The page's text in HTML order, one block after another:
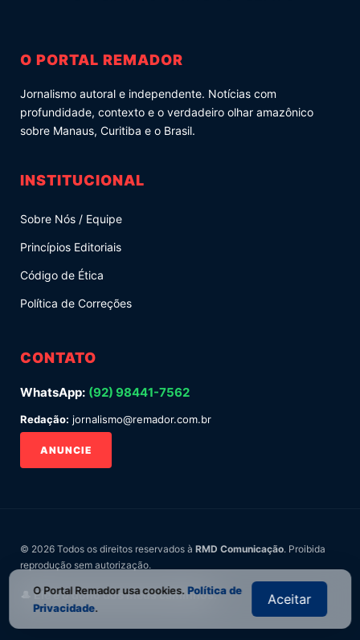
O PORTAL REMADOR
Jornalismo autoral e independente. Notícias com
profundidade, contexto e o verdadeiro olhar amazônico
sobre Manaus, Curitiba e o Brasil.
INSTITUCIONAL
Sobre Nós / Equipe
Princípios Editoriais
Código de Ética
Política de Correções
CONTATO
WhatsApp: (92) 98441-7562
Redação: jornalismo@remador.com.br
ANUNCIE
© 2026 Todos os direitos reservados à RMD Comunicação. Proibida
reprodução sem autorização.
🎩 Ele é o dono dos meus caminhos.
O Portal Remador usa cookies.Política de
Privacidade.
Aceitar